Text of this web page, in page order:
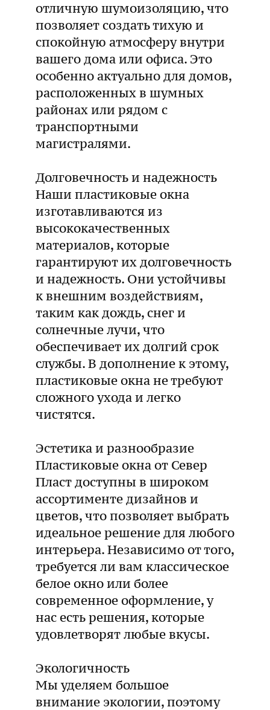
отличную шумоизоляцию, что
позволяет создать тихую и
спокойную атмосферу внутри
вашего дома или офиса. Это
особенно актуально для домов,
расположенных в шумных
районах или рядом с
транспортными
магистралями.
Долговечность и надежность
Наши пластиковые окна
изготавливаются из
высококачественных
материалов, которые
гарантируют их долговечность
и надежность. Они устойчивы
к внешним воздействиям,
таким как дождь, снег и
солнечные лучи, что
обеспечивает их долгий срок
службы. В дополнение к этому,
пластиковые окна не требуют
сложного ухода и легко
чистятся.
Эстетика и разнообразие
Пластиковые окна от Север
Пласт доступны в широком
ассортименте дизайнов и
цветов, что позволяет выбрать
идеальное решение для любого
интерьера. Независимо от того,
требуется ли вам классическое
белое окно или более
современное оформление, у
нас есть решения, которые
удовлетворят любые вкусы.
Экологичность
Мы уделяем большое
внимание экологии, поэтому